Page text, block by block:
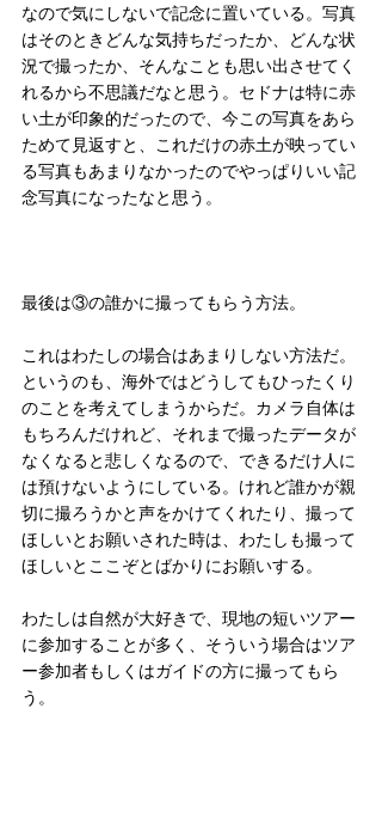
なので気にしないで記念に置いている。写真
はそのときどんな気持ちだったか、どんな状
況で撮ったか、そんなことも思い出させてく
れるから不思議だなと思う。セドナは特に赤
い土が印象的だったので、今この写真をあら
ためて見返すと、これだけの赤土が映ってい
る写真もあまりなかったのでやっぱりいい記
念写真になったなと思う。
最後は③の誰かに撮ってもらう方法。
これはわたしの場合はあまりしない方法だ。
というのも、海外ではどうしてもひったくり
のことを考えてしまうからだ。カメラ自体は
もちろんだけれど、それまで撮ったデータが
なくなると悲しくなるので、できるだけ人に
は預けないようにしている。けれど誰かが親
切に撮ろうかと声をかけてくれたり、撮って
ほしいとお願いされた時は、わたしも撮って
ほしいとここぞとばかりにお願いする。
わたしは自然が大好きで、現地の短いツアー
に参加することが多く、そういう場合はツア
ー参加者もしくはガイドの方に撮ってもら
う。